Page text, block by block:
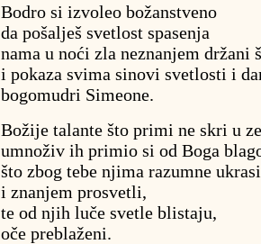
Bodro si izvoleo božanstveno
da pošalješ svetlost spasenja
nama u noći zla neznanjem držani
i pokaza svima sinovi svetlosti i
bogomudri Simeone.
Božije talante što primi ne skri u
umnoživ ih primio si od Boga
što zbog tebe njima razumne ukrasi
i znanjem prosvetli,
te od njih luče svetle blistaju,
oče preblaženi.